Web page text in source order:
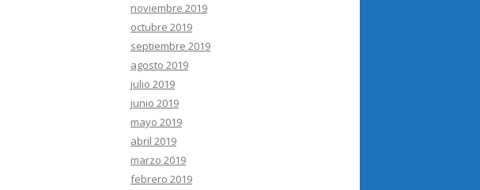
noviembre 2019
octubre 2019
septiembre 2019
agosto 2019
julio 2019
junio 2019
mayo 2019
abril 2019
marzo 2019
febrero 2019